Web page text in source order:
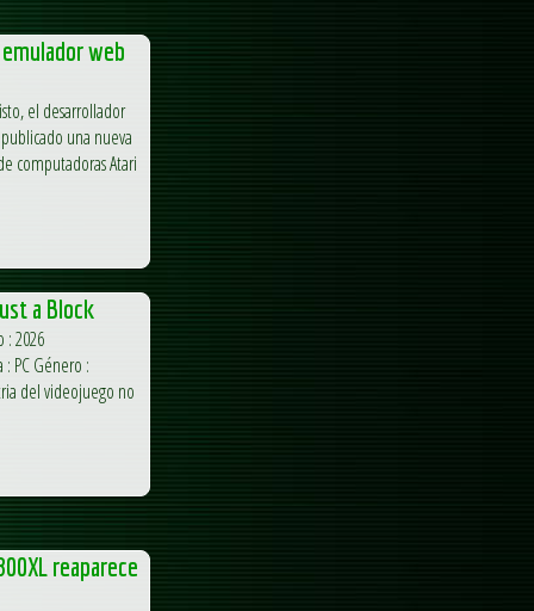
web
el desarrollador
una nueva
computadoras Atari
a Block
: 2026
: PC Género :
del videojuego no
reaparece